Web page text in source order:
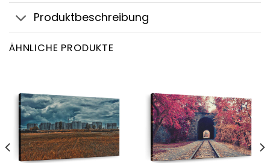
Produktbeschreibung
ÄHNLICHE PRODUKTE